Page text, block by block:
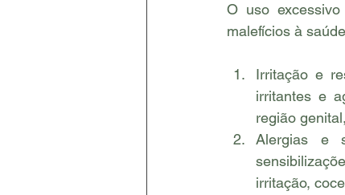
O uso
malefícios à
Irritação e
irritantes e
região
Alergias e
irritação,